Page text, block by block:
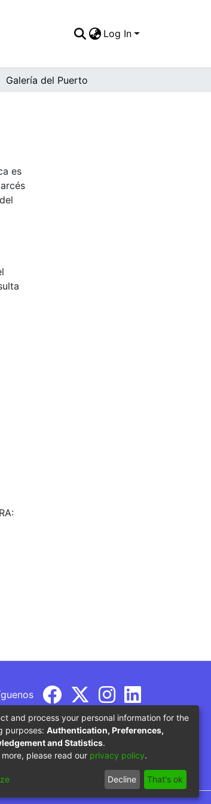
Log In
Galería del Puerto
es
del Ministerio de Educación
and process your personal information for the
purposes: Authentication, Preferences,
and Statistics.
more, please read our privacy policy.
Decline That's ok